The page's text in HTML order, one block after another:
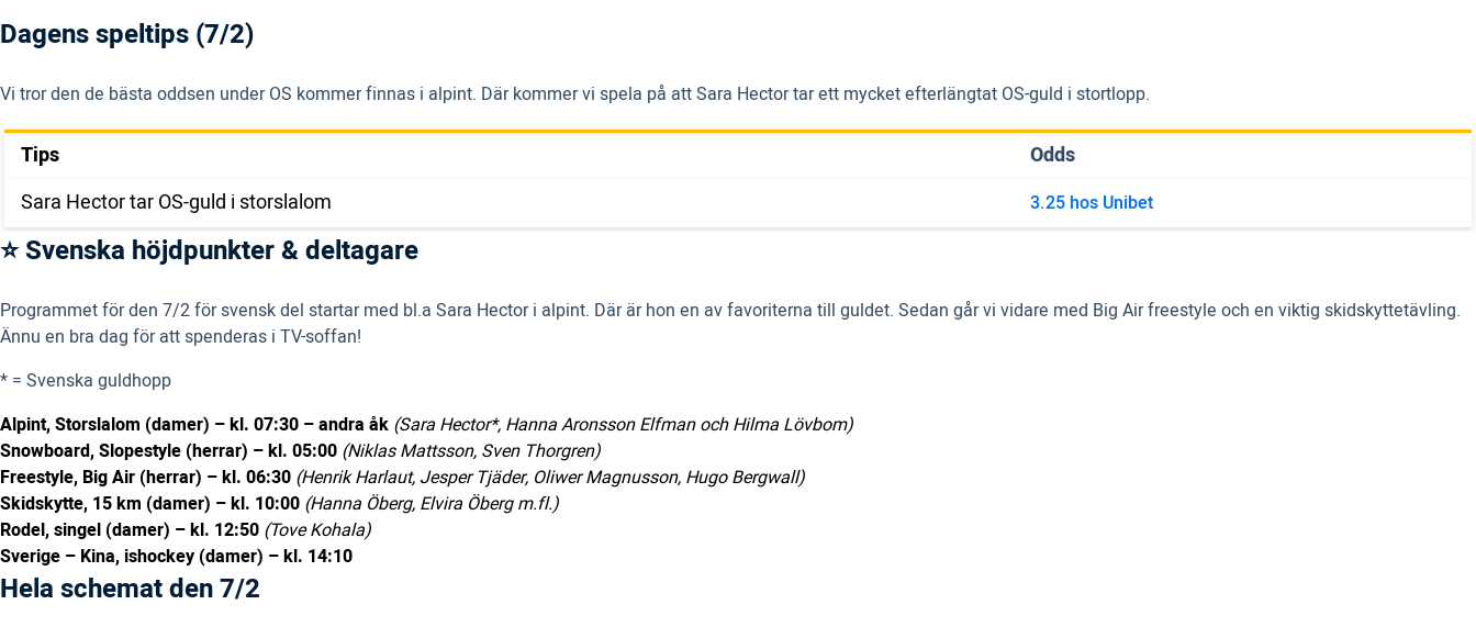
Dagens speltips (7/2)
Vi tror den de bästa oddsen under OS kommer finnas i alpint. Där kommer vi spela på att Sara Hector tar ett mycket efterlängtat OS-guld i stortlopp.
Tips
Odds
Sara Hector tar OS-guld i storslalom
3.25 hos Unibet
⭐ Svenska höjdpunkter & deltagare
Programmet för den 7/2 för svensk del startar med bl.a Sara Hector i alpint. Där är hon en av favoriterna till guldet. Sedan går vi vidare med Big Air freestyle och en viktig skidskyttetävling.
Ännu en bra dag för att spenderas i TV-soffan!
* = Svenska guldhopp
Alpint, Storslalom (damer) – kl. 07:30 – andra åk (Sara Hector*, Hanna Aronsson Elfman och Hilma Lövbom)
Snowboard, Slopestyle (herrar) – kl. 05:00 (Niklas Mattsson, Sven Thorgren)
Freestyle, Big Air (herrar) – kl. 06:30 (Henrik Harlaut, Jesper Tjäder, Oliwer Magnusson, Hugo Bergwall)
Skidskytte, 15 km (damer) – kl. 10:00 (Hanna Öberg, Elvira Öberg m.fl.)
Rodel, singel (damer) – kl. 12:50 (Tove Kohala)
Sverige – Kina, ishockey (damer) – kl. 14:10
Hela schemat den 7/2